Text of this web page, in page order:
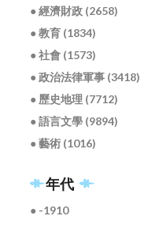
● 經濟財政 (2658)
● 教育 (1834)
● 社會 (1573)
● 政治法律軍事 (3418)
● 歷史地理 (7712)
● 語言文學 (9894)
● 藝術 (1016)
年代
● -1910